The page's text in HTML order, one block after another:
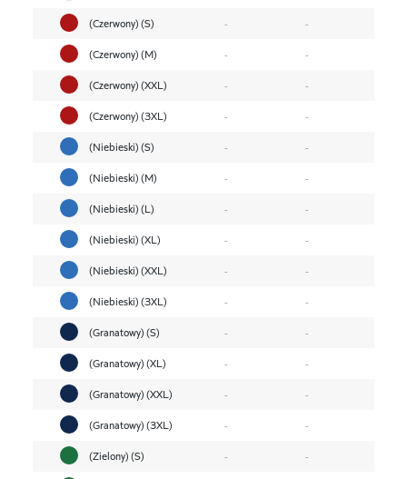
(Czerwony) (S)
-
-
(Czerwony) (M)
-
-
(Czerwony) (XXL)
-
-
(Czerwony) (3XL)
-
-
(Niebieski) (S)
-
-
(Niebieski) (M)
-
-
(Niebieski) (L)
-
-
(Niebieski) (XL)
-
-
(Niebieski) (XXL)
-
-
(Niebieski) (3XL)
-
-
(Granatowy) (S)
-
-
(Granatowy) (XL)
-
-
(Granatowy) (XXL)
-
-
(Granatowy) (3XL)
-
-
(Zielony) (S)
-
-